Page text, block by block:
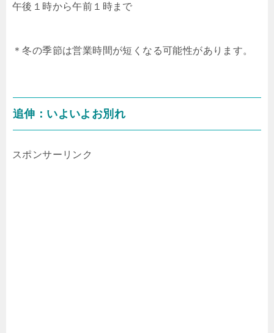
午後１時から午前１時まで
＊冬の季節は営業時間が短くなる可能性があります。
追伸：いよいよお別れ
スポンサーリンク